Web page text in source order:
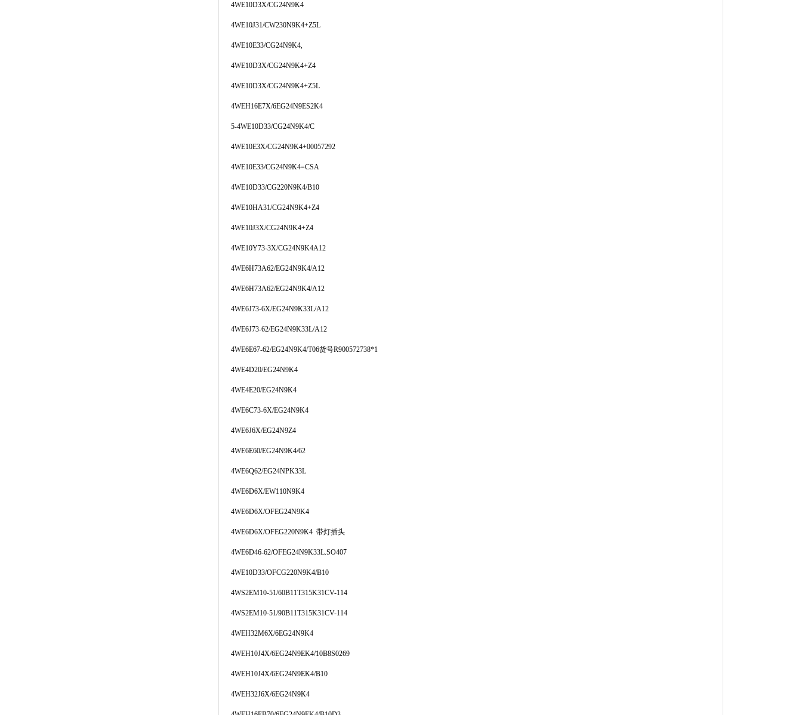
4WE10D3X/CG24N9K4
4WE10J31/CW230N9K4+Z5L
4WE10E33/CG24N9K4,
4WE10D3X/CG24N9K4+Z4
4WE10D3X/CG24N9K4+Z5L
4WEH16E7X/6EG24N9ES2K4
5-4WE10D33/CG24N9K4/C
4WE10E3X/CG24N9K4+00057292
4WE10E33/CG24N9K4=CSA
4WE10D33/CG220N9K4/B10
4WE10HA31/CG24N9K4+Z4
4WE10J3X/CG24N9K4+Z4
4WE10Y73-3X/CG24N9K4A12
4WE6H73A62/EG24N9K4/A12
4WE6H73A62/EG24N9K4/A12
4WE6J73-6X/EG24N9K33L/A12
4WE6J73-62/EG24N9K33L/A12
4WE6E67-62/EG24N9K4/T06货号R900572738*1
4WE4D20/EG24N9K4
4WE4E20/EG24N9K4
4WE6C73-6X/EG24N9K4
4WE6J6X/EG24N9Z4
4WE6E60/EG24N9K4/62
4WE6Q62/EG24NPK33L
4WE6D6X/EW110N9K4
4WE6D6X/OFEG24N9K4
4WE6D6X/OFEG220N9K4 带灯插头
4WE6D46-62/OFEG24N9K33L.SO407
4WE10D33/OFCG220N9K4/B10
4WS2EM10-51/60B11T315K31CV-114
4WS2EM10-51/90B11T315K31CV-114
4WEH32M6X/6EG24N9K4
4WEH10J4X/6EG24N9EK4/10B8S0269
4WEH10J4X/6EG24N9EK4/B10
4WEH32J6X/6EG24N9K4